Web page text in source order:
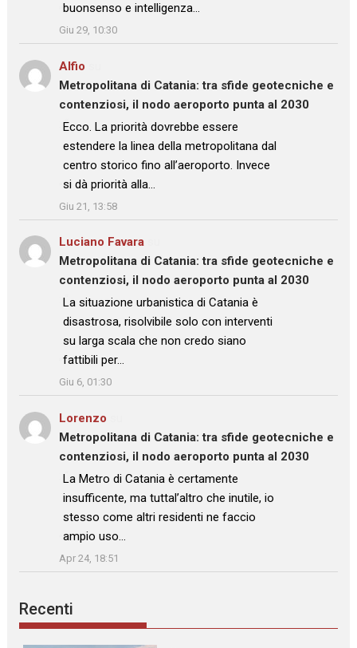
buonsenso e intelligenza…
”
Giu 29, 10:30
Alfio
Metropolitana di Catania: tra sfide geotecniche e
contenziosi, il nodo aeroporto punta al 2030
: “
Ecco. La priorità dovrebbe essere
estendere la linea della metropolitana dal
centro storico fino all’aeroporto. Invece
si dà priorità alla…
”
Giu 21, 13:58
Luciano Favara
Metropolitana di Catania: tra sfide geotecniche e
contenziosi, il nodo aeroporto punta al 2030
: “La situazione urbanistica di Catania è
disastrosa, risolvibile solo con interventi
su larga scala che non credo siano
fattibili per…
”
Giu 6, 01:30
Lorenzo
Metropolitana di Catania: tra sfide geotecniche e
contenziosi, il nodo aeroporto punta al 2030
: “La Metro di Catania è certamente
insufficente, ma tuttal’altro che inutile, io
stesso come altri residenti ne faccio
ampio uso…
”
Apr 24, 18:51
Recenti